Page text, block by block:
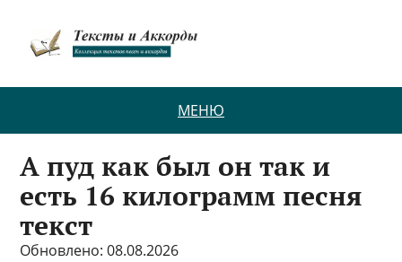
МЕНЮ
А пуд как был он так и
есть 16 килограмм песня
текст
Обновлено: 08.08.2026